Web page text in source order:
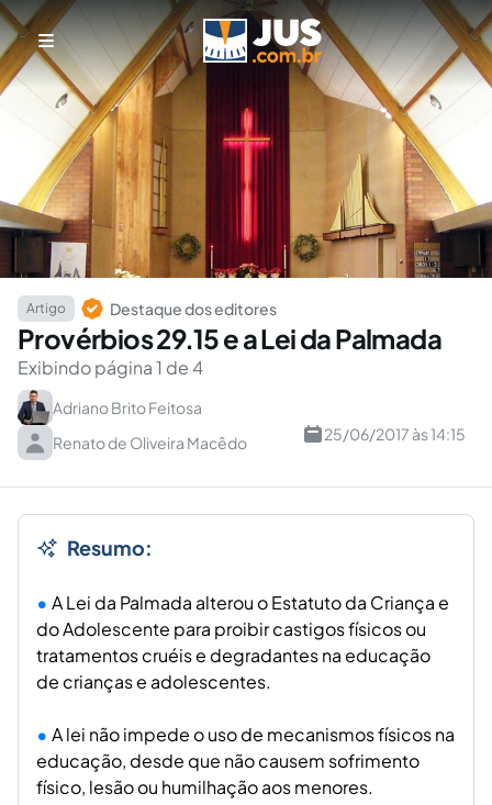
Artigo Destaque dos editores
Provérbios 29.15 e a Lei da Palmada
Exibindo página 1 de 4
Adriano Brito Feitosa
Renato de Oliveira Macêdo
25/06/2017 às 14:15
Resumo:
A Lei da Palmada alterou o Estatuto da Criança e
do Adolescente para proibir castigos físicos ou
tratamentos cruéis e degradantes na educação
de crianças e adolescentes.
A lei não impede o uso de mecanismos físicos na
educação, desde que não causem sofrimento
físico, lesão ou humilhação aos menores.